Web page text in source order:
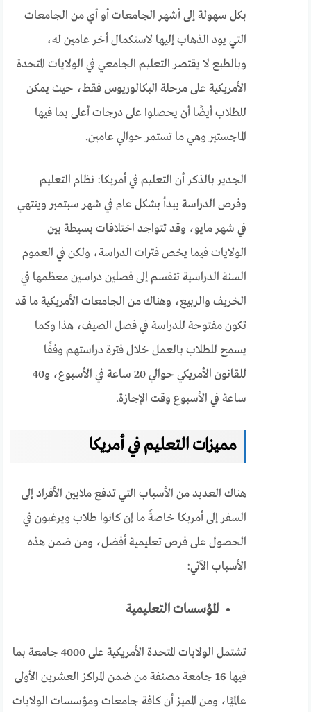
بكل سهولة إلى أشهر الجامعات أو أي من الجامعات
التي يود الذهاب إليها لاستكمال أخر عامين له،
وبالطبع لا يقتصر التعليم الجامعي في الولايات المتحدة
الأمريكية على مرحلة البكالوريوس فقط، حيث يمكن
للطلاب أيضًا أن يحصلوا على درجات أعلى بما فيها
الماجستير وهي ما تستمر حوالي عامين.
الجدير بالذكر أن التعليم في أمريكا: نظام التعليم
وفرص الدراسة يبدأ بشكل عام في شهر سبتمبر وينتهي
في شهر مايو، وقد تتواجد اختلافات بسيطة بين
الولايات فيما يخص فترات الدراسة، ولكن في العموم
السنة الدراسية تنقسم إلى فصلين دراسين معظمها في
الخريف والربيع، وهناك من الجامعات الأمريكية ما قد
تكون مفتوحة للدراسة في فصل الصيف، هذا وكما
يسمح للطلاب بالعمل خلال فترة دراستهم وفقًا
للقانون الأمريكي حوالي 20 ساعة في الأسبوع، و40
ساعة في الأسبوع وقت الإجازة.
مميزات التعليم في أمريكا
هناك العديد من الأسباب التي تدفع ملايين الأفراد إلى
السفر إلى أمريكا خاصةً ما إن كانوا طلاب ويرغبون في
الحصول على فرص تعليمية أفضل، ومن ضمن هذه
الأسباب الآتي:
المؤسسات التعليمية
تشتمل الولايات المتحدة الأمريكية على 4000 جامعة بما
فيها 16 جامعة مصنفة من ضمن المراكز العشرين الأولى
عالميًا، ومن المميز أن كافة جامعات ومؤسسات الولايات